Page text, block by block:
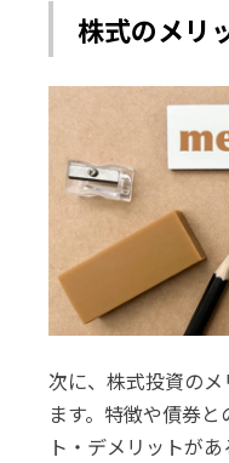
株式のメリ
次に、株式投資の
ます。特徴や債券
ト・デメリットが